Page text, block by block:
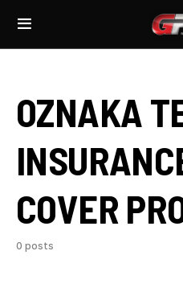
OZNAKA
COVER
0 posts